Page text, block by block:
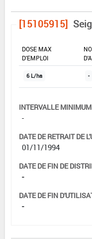
[15105915]
DOSE MAX
D'EMPLOI
6 L/ha -
INTERVALLE
-
DATE DE RETRAIT DE
01/11/1994
DATE DE FIN DE
-
DATE DE FIN
-